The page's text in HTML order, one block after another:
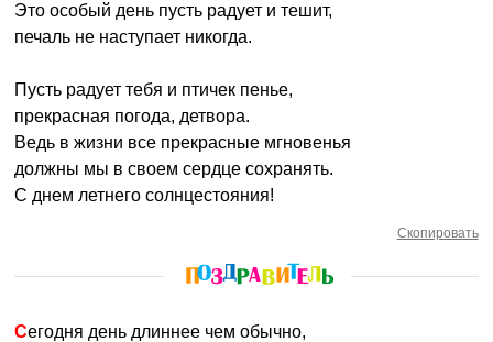
Это особый день пусть радует и тешит,
печаль не наступает никогда.
Пусть радует тебя и птичек пенье,
прекрасная погода, детвора.
Ведь в жизни все прекрасные мгновенья
должны мы в своем сердце сохранять.
С днем летнего солнцестояния!
Скопировать
Сегодня день длиннее чем обычно,